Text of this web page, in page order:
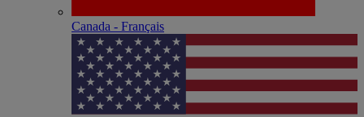
Canada - Français